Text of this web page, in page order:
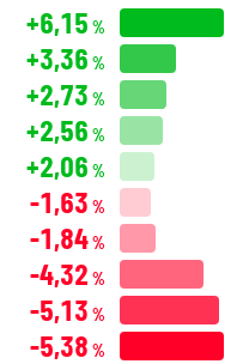
+6,15 %
+3,36 %
+2,73 %
+2,56 %
+2,06 %
-1,63 %
-1,84%
-4,32 %
-5,13 %
-5,38 %